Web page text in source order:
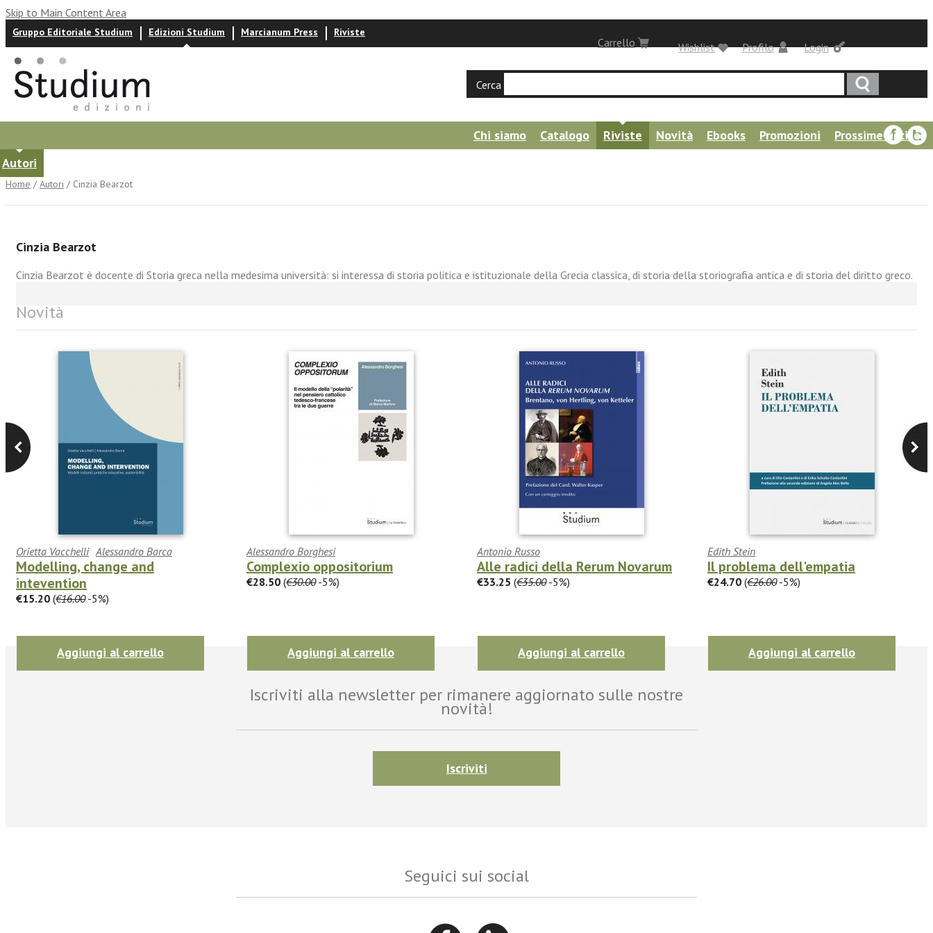
Skip to Main Content Area
Login
Carrello
Gruppo Editoriale Studium Edizioni Studium Marcianum Press Riviste
Profilo
Wishlist
Cerca
Chi siamo Catalogo Riviste Novità Ebooks Promozioni
Prossime uscite
Autori
Home /Autori / Cinzia Bearzot
Cinzia Bearzot
Cinzia Bearzot è docente di Storia greca nella medesima università: si interessa di storia politica e istituzionale della Grecia classica, di storia della storiografia antica e di storia del diritto greco.
Novità
Orietta Vacchelli Alessandro Barca
Modelling, change and
intevention
€15.20 (€16.00-5%)
Aggiungi al carrello
Alessandro Borghesi
Complexio oppositorium
€28.50 (€30.00-5%)
Aggiungi al carrello
Antonio Russo
Alle radici della Rerum Novarum
€33.25 (€35.00-5%)
Aggiungi al carrello
Edith Stein
Il problema dell'empatia
€24.70 (€26.00-5%)
Aggiungi al carrello
Iscriviti alla newsletter per rimanere aggiornato sulle nostre
novità!
Iscriviti
Seguici sui social